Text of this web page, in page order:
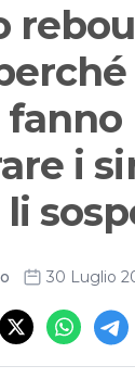
i
30 Luglio